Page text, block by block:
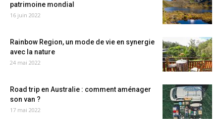
patrimoine mondial
16 juin 2022
Rainbow Region, un mode de vie en synergie
avec la nature
24 mai 2022
Road trip en Australie : comment aménager
son van ?
17 mai 2022